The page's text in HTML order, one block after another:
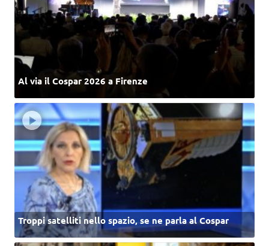
Al via il Cospar 2026 a Firenze
Troppi satelliti nello spazio, se ne parla al Cospar